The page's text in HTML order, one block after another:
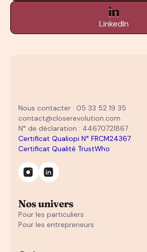
LinkedIn
Nous contacter : 05 33 52 19 35
contact@closerevolution.com
N° de déclaration : 44670721867
Certificat Qualiopi N° FRCM24367
Certificat Qualité TrustWho
Nos univers
Pour les particuliers
Pour les entrepreneurs